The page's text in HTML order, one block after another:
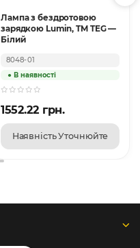
Лампа з бездротовою
зарядкою Lumin, TM TEG —
Білий
8048-01
1552.22 грн.
Наявність Уточнюйте